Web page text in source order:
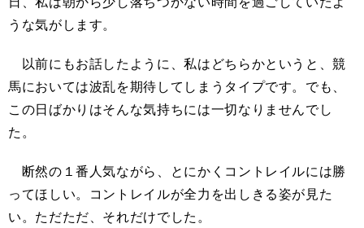
うな気がします。
以前にもお話したように、私はどちらかというと、競
馬においては波乱を期待してしまうタイプです。でも、
この日ばかりはそんな気持ちには一切なりませんでし
た。
断然の１番人気ながら、とにかくコントレイルには勝
ってほしい。コントレイルが全力を出しきる姿が見た
い。ただただ、それだけでした。